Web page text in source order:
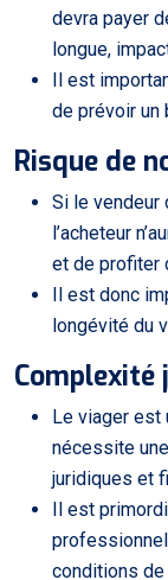
devra payer
longue,
Il est
de prévoir un
Risque de
Si le vendeur
l’acheteur
et de profiter
Il est donc
longévité du
Complexité
Le viager est
nécessite
juridiques et
Il est
conditions